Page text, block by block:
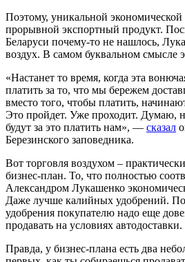
Поэтому, уникальной
прорывной экспортный продукт.
Беларуси почему-то не нашлось,
воздух. В самом буквальном смысле
«Настанет то время, когда эта
платить за то, что мы бережем
вместо того, чтобы платить,
Это пройдет. Уже проходит. Думаю,
будут за это платить нам», — сказал
Березинского заповедника.
Вот торговля воздухом –
бизнес-план. То, что полностью
Александром Лукашенко
Даже лучше калийных удобрений.
удобрения покупателю надо еще
продавать на условиях автодоставки.
Правда, у бизнес-плана есть два